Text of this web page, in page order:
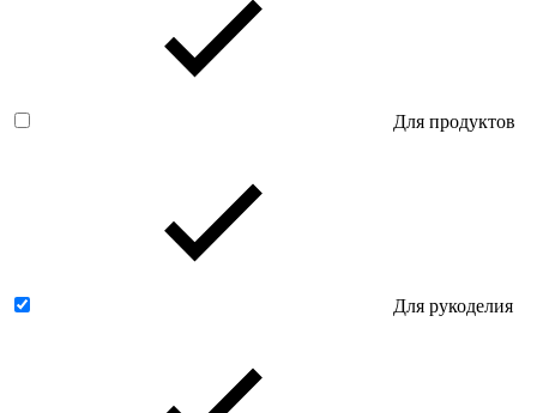
Для продуктов
Для рукоделия